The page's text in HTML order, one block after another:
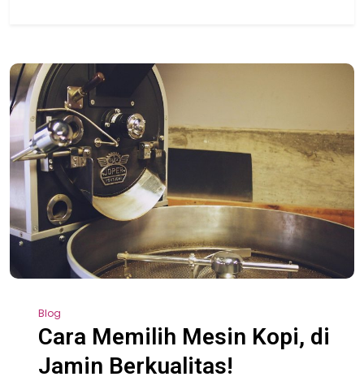
Blog
Cara Memilih Mesin Kopi, di
Jamin Berkualitas!